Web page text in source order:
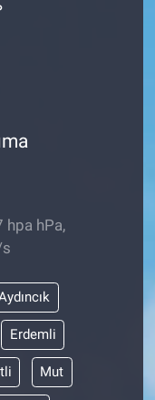
hpa hPa,
Erdemli
Mut